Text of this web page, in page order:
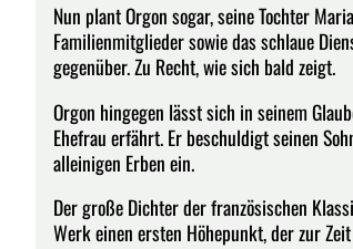
Nun plant Orgon sogar, seine Tochter
Familienmitglieder sowie das schlaue
gegenüber. Zu Recht, wie sich bald zeigt.
Orgon hingegen lässt sich in seinem
Ehefrau erfährt. Er beschuldigt seinen
alleinigen Erben ein.
Der große Dichter der französischen
Werk einen ersten Höhepunkt, der zur